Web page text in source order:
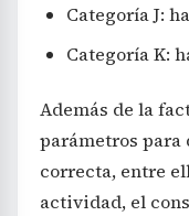
Categoría J:
Categoría K:
Además de la
parámetros
correcta, entre
actividad, el